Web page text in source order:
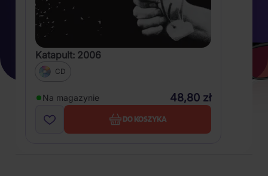
Katapult: 2006
CD
Na magazynie 48,80 zł
DO KOSZYKA